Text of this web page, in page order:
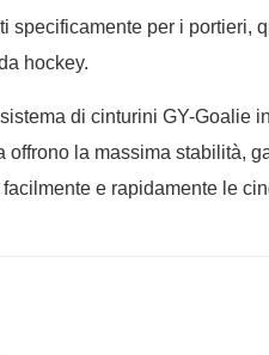
specificamente per i portieri,
hockey.
sistema di cinturini GY-
offrono la massima stabilità,
e rapidamente le